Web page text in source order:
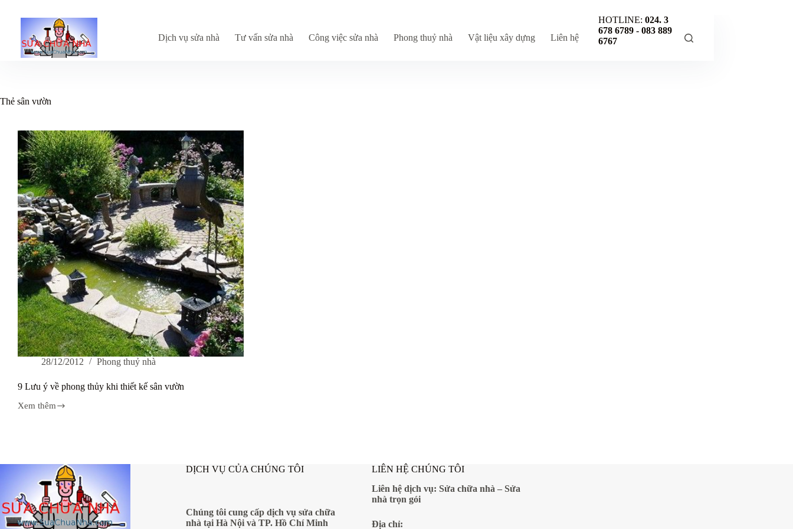
Dịch vụ sửa nhà Tư vấn sửa nhà Công việc sửa nhà Phong thuỷ nhà Vật liệu xây dựng Liên hệ
HOTLINE:024. 3
678 6789 -083 889
6767
Thẻ sân vườn
28/12/2012 Phong thuỷ nhà
9 Lưu ý về phong thủy khi thiết kế sân vườn
Xem thêm
9
kế
sân
vườn
DỊCH VỤ CỦA CHÚNG TÔI
Chúng tôi cung cấp dịch vụ sửa chữa
nhà tại Hà Nội và TP. Hồ Chí Minh
LIÊN HỆ CHÚNG TÔI
Liên hệ dịch vụ: Sửa chữa nhà – Sửa
nhà trọn gói
Địa chỉ: